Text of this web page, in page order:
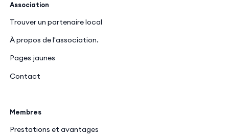
Association
Trouver un partenaire local
À propos de l'association.
Pages jaunes
Contact
Membres
Prestations et avantages